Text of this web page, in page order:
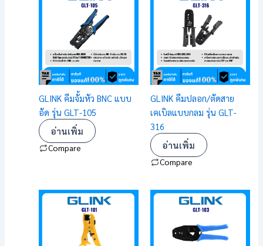
GLINK คีมจั้มหัว BNC แบบ
อัด รุ่น GLT-105
อ่านเพิ่ม
Compare
GLINK คีมปลอก/ตัดสาย
เคเบิลแบบกลม รุ่น GLT-
316
อ่านเพิ่ม
Compare